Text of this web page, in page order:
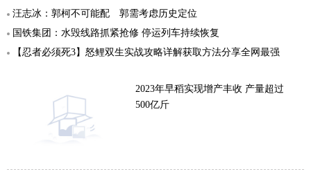
汪志冰：郭柯不可能配 郭需考虑历史定位
国铁集团：水毁线路抓紧抢修 停运列车持续恢复
【忍者必须死3】怒鲤双生实战攻略详解获取方法分享全网最强
2023年早稻实现增产丰收 产量超过
500亿斤